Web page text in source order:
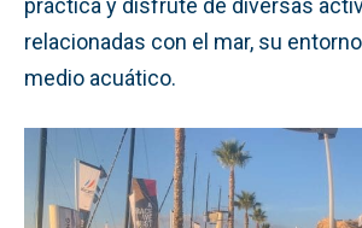
práctica y disfrute de diversas
relacionadas con el mar, su
medio acuático.